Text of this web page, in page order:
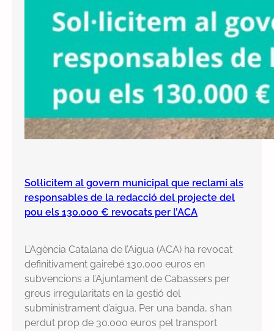
Sol·licitem al govern municipal que reclami als
responsables de la redacció del projecte del
pou els 130.000 € revocats per l’ACA
L’Agència Catalana de l’Aigua (ACA) ha revocat
definitivament gairebé 130.000 euros en
subvencions a l’Ajuntament de Cabassers per
greus irregularitats en la gestió del
subministrament d’aigua. Per una banda, s’han
perdut prop de 30.000 euros pel transport